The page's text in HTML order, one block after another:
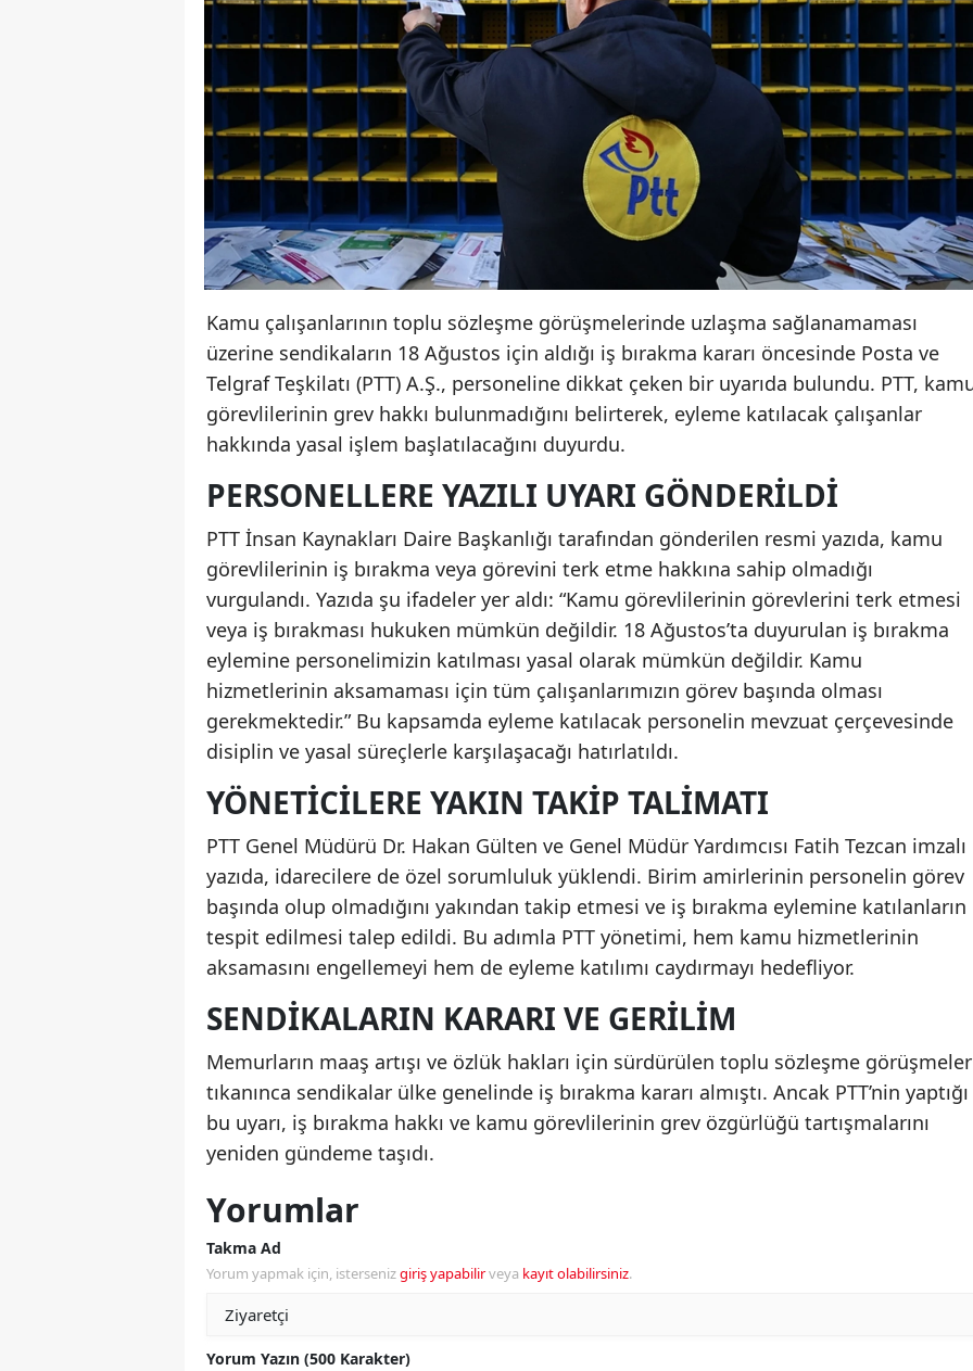
Kamu çalışanlarının toplu sözleşme görüşmelerinde uzlaşma sağlanamaması
üzerine sendikaların 18 Ağustos için aldığı iş bırakma kararı öncesinde Posta ve
Telgraf Teşkilatı (PTT) A.Ş., personeline dikkat çeken bir uyarıda bulundu. PTT,
görevlilerinin grev hakkı bulunmadığını belirterek, eyleme katılacak çalışanlar
hakkında yasal işlem başlatılacağını duyurdu.
PERSONELLERE YAZILI UYARI GÖNDERILDI
PTT İnsan Kaynakları Daire Başkanlığı tarafından gönderilen resmi yazıda, kamu
görevlilerinin iş bırakma veya görevini terk etme hakkına sahip olmadığı
vurgulandı. Yazıda şu ifadeler yer aldı: “Kamu görevlilerinin görevlerini terk etmesi
veya iş bırakması hukuken mümkün değildir. 18 Ağustos’ta duyurulan iş bırakma
eylemine personelimizin katılması yasal olarak mümkün değildir. Kamu
hizmetlerinin aksamaması için tüm çalışanlarımızın görev başında olması
gerekmektedir.” Bu kapsamda eyleme katılacak personelin mevzuat çerçevesinde
disiplin ve yasal süreçlerle karşılaşacağı hatırlatıldı.
YÖNETICILERE YAKIN TAKIP TALIMATI
PTT Genel Müdürü Dr. Hakan Gülten ve Genel Müdür Yardımcısı Fatih Tezcan imzalı
yazıda, idarecilere de özel sorumluluk yüklendi. Birim amirlerinin personelin görev
başında olup olmadığını yakından takip etmesi ve iş bırakma eylemine katılanların
tespit edilmesi talep edildi. Bu adımla PTT yönetimi, hem kamu hizmetlerinin
aksamasını engellemeyi hem de eyleme katılımı caydırmayı hedefliyor.
SENDIKALARIN KARARI VE GERILIM
Memurların maaş artışı ve özlük hakları için sürdürülen toplu sözleşme
tıkanınca sendikalar ülke genelinde iş bırakma kararı almıştı. Ancak PTT’nin yaptığı
bu uyarı, iş bırakma hakkı ve kamu görevlilerinin grev özgürlüğü tartışmalarını
yeniden gündeme taşıdı.
Yorumlar
Takma Ad
Yorum yapmak için, istersenizgiriş yapabilirveya kayıt olabilirsiniz.
Yorum Yazın (500 Karakter)